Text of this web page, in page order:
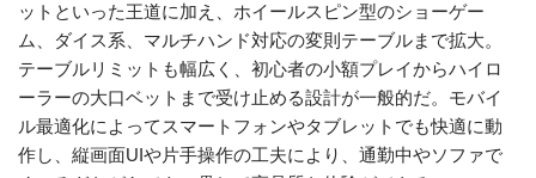
ットといった王道に加え、ホイールスピン型のショーゲー
ム、ダイス系、マルチハンド対応の変則テーブルまで拡大。
テーブルリミットも幅広く、初心者の小額プレイからハイロ
ーラーの大口ベットまで受け止める設計が一般的だ。モバイ
ル最適化によってスマートフォンやタブレットでも快適に動
作し、縦画面UIや片手操作の工夫により、通勤中やソファで